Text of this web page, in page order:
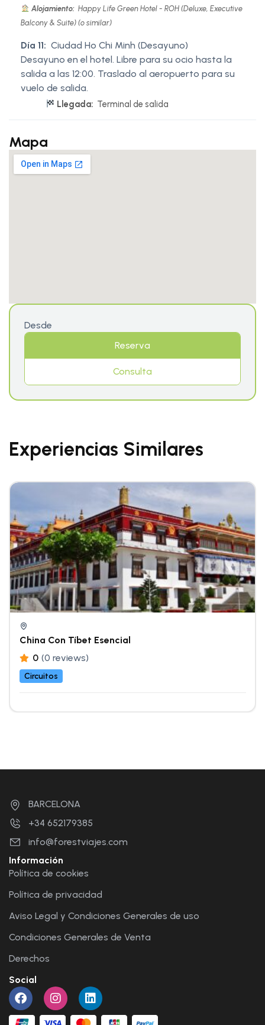
Alojamiento: Happy Life Green Hotel - ROH (Deluxe, Executive
Balcony & Suite) (o similar)
Día 11: Ciudad Ho Chi Minh (Desayuno)
Desayuno en el hotel. Libre para su ocio hasta la
salida a las 12:00. Traslado al aeropuerto para su
vuelo de salida.
Llegada: Terminal de salida
Mapa
Desde
Reserva
Consulta
Experiencias Similares
China Con Tíbet Esencial
0 (0 reviews)
Circuitos
BARCELONA
+34 652179385
info@forestviajes.com
Información
Política de cookies
Política de privacidad
Aviso Legal y Condiciones Generales de uso
Condiciones Generales de Venta
Derechos
Social